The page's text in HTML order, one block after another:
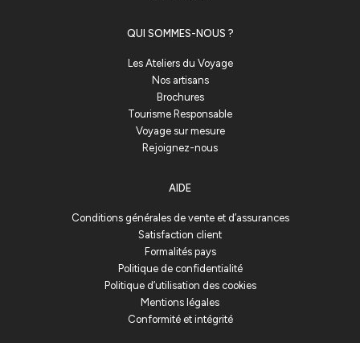
QUI SOMMES-NOUS ?
Les Ateliers du Voyage
Nos artisans
Brochures
Tourisme Responsable
Voyage sur mesure
Rejoignez-nous
AIDE
Conditions générales de vente et d’assurances
Satisfaction client
Formalités pays
Politique de confidentialité
Politique d’utilisation des cookies
Mentions légales
Conformité et intégrité